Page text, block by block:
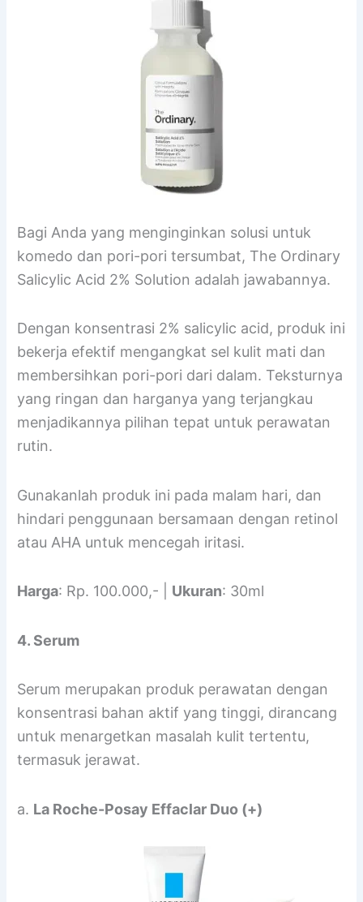
Bagi Anda yang menginginkan solusi untuk
komedo dan pori-pori tersumbat, The Ordinary
Salicylic Acid 2% Solution adalah jawabannya.
Dengan konsentrasi 2% salicylic acid, produk ini
bekerja efektif mengangkat sel kulit mati dan
membersihkan pori-pori dari dalam. Teksturnya
yang ringan dan harganya yang terjangkau
menjadikannya pilihan tepat untuk perawatan
rutin.
Gunakanlah produk ini pada malam hari, dan
hindari penggunaan bersamaan dengan retinol
atau AHA untuk mencegah iritasi.
Harga: Rp. 100.000,- | Ukuran: 30ml
4. Serum
Serum merupakan produk perawatan dengan
konsentrasi bahan aktif yang tinggi, dirancang
untuk menargetkan masalah kulit tertentu,
termasuk jerawat.
a. La Roche-Posay Effaclar Duo (+)